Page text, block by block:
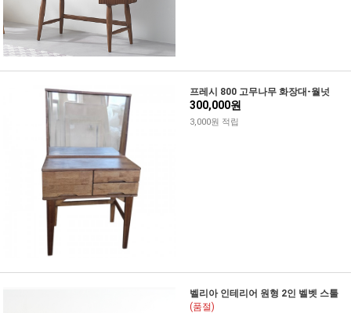
프레시 800 고무나무 화장대-월넛
300,000원
3,000원 적립
벨리아 인테리어 원형 2인 벨벳 스툴
(품절)